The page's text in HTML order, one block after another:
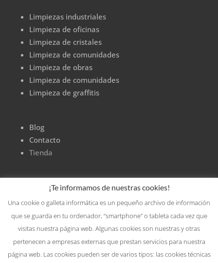
Limpiezas industriales
Limpieza de oficinas
Limpieza de cristales
Limpieza de comunidades
Limpieza de obras
Limpieza de comunidades
Limpieza de graffitis
Blog
Contacto
Tienda
¡Te informamos de nuestras cookies!
Una cookie o galleta informática es un pequeño archivo de información
que se guarda en tu ordenador, “smartphone” o tableta cada vez que
visitas nuestra página web. Algunas cookies son nuestras y otras
pertenecen a empresas externas que prestan servicios para nuestra
página web. Las cookies pueden ser de varios tipos: las cookies técnicas